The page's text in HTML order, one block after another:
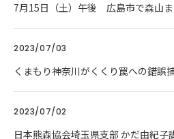
7月15日（土）午後 広島市で森山
2023/07/03
くまもり神奈川がくくり罠への錯誤
2023/07/02
日本熊森協会埼玉県支部 かだ由紀子